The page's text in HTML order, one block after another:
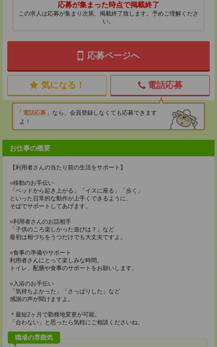
応募が集まった時点で掲載終了
この求人は応募が集まり次第、掲載終了致します。予めご理解くださ
い。
応募ページへ
気になる！ 電話応募
電話応募
なら、会員登録しなくても応募できます
よ！
お仕事の概要
【利用者さんの当たり前の生活をサポート】
○移動のお手伝い
「ベッドから起き上がる」「イスに座る」「歩く」
といった日常的な動作が上手くできるように、
そばでサポートしてあげます。
○利用者さんのお話相手
「子供のころ楽しかった遊びは？」など
最初は相づちをうつだけでも大丈夫ですよ。
○食事の準備やサポート
利用者さんにとって楽しみな時間。
トイレ、配膳や食事のサポートをお願いします。
○入浴のお手伝い
「気持ちよかった」「さっぱりした」など
感謝の声が聞けますよ。
＊最短2ヶ月で勤務地変更が可能。
「合わない」と思ったら気軽にご相談くださいね。
職場の雰囲気